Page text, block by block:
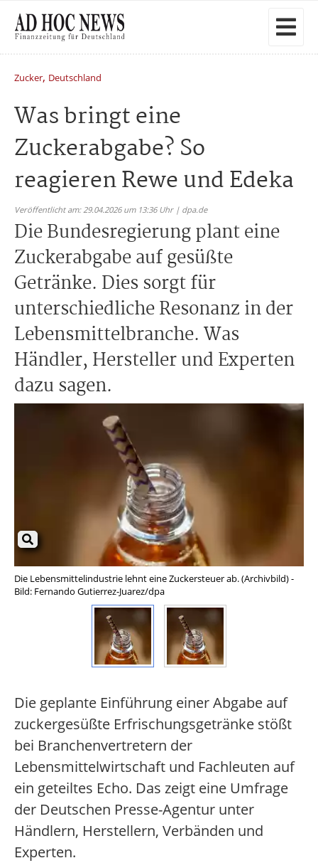
Zucker, Deutschland
Was bringt eine
Zuckerabgabe? So
reagieren Rewe und Edeka
Veröffentlicht am: 29.04.2026 um 13:36 Uhr | dpa.de
Die Bundesregierung plant eine
Zuckerabgabe auf gesüßte
Getränke. Dies sorgt für
unterschiedliche Resonanz in der
Lebensmittelbranche. Was
Händler, Hersteller und Experten
dazu sagen.
Die Lebensmittelindustrie lehnt eine Zuckersteuer ab. (Archivbild) -
Bild: Fernando Gutierrez-Juarez/dpa
Die geplante Einführung einer Abgabe auf
zuckergesüßte Erfrischungsgetränke stößt
bei Branchenvertretern der
Lebensmittelwirtschaft und Fachleuten auf
ein geteiltes Echo. Das zeigt eine Umfrage
der Deutschen Presse-Agentur unter
Händlern, Herstellern, Verbänden und
Experten.